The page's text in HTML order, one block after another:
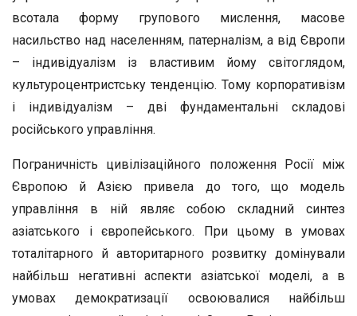
всотала форму групового мислення, масове
насильство над населенням, патерналізм, а від Європи
– індивідуалізм із властивим йому світоглядом,
культуроцентристську тенденцію. Тому корпоративізм
і індивідуалізм – дві фундаментальні складові
російського управління.
Пограничність цивілізаційного положення Росії між
Європою й Азією привела до того, що модель
управління в ній являє собою складний синтез
азіатського і європейського. При цьому в умовах
тоталітарного й авторитарного розвитку домінували
найбільш негативні аспекти азіатської моделі, а в
умовах демократизації освоювалися найбільш